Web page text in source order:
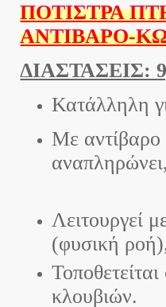
ΠΟΤΙΣΤΡΑ
ΑΝΤΙΒΑΡΟ-
ΔΙΑΣΤΑΣΕΙΣ:
Κατάλληλη
Με αντίβαρο
Λειτουργεί
(φυσική
κλουβιών.